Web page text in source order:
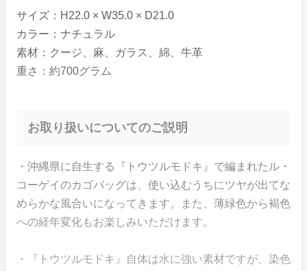
サイズ：H22.0 × W35.0 × D21.0
カラー：ナチュラル
素材：クージ、麻、ガラス、綿、牛革
重さ：約700グラム
お取り扱いについてのご説明
・沖縄県に自生する『トウツルモドキ』で編まれたル・
コーゲイのカゴバッグは、使い込むうちにツヤが出てな
めらかな風合いになってきます。また、薄緑色から褐色
への経年変化もお楽しみいただけます。
・『トウツルモドキ』自体は水に強い素材ですが、染色